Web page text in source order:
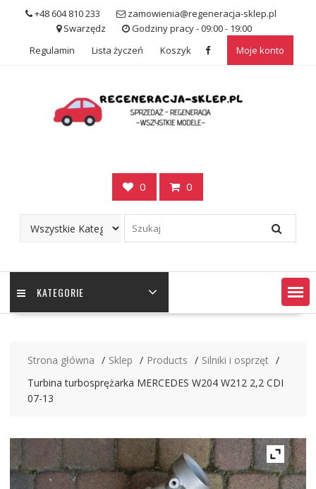
+48 604 810 233
zamowienia@regeneracja-sklep.pl
Swarzędz
Godziny pracy - 09:00 - 19:00
Regulamin
Lista życzeń Koszyk Moje konto
0 0
KATEGORIE
Strona główna Sklep Products
Silniki i osprzęt
Turbina turbosprężarka MERCEDES W204 W212 2,2 CDI
07-13